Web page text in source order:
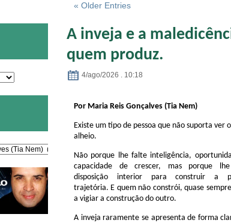
« Older Entries
A inveja e a
quem produz.
4/ago/2026 . 10:18
Por Maria Reis Gonçalves (Tia Nem)
Existe um tipo de pessoa que não suporta ver
alheio.
Não porque lhe falte inteligência,
capacidade de crescer, mas porque
disposição interior para construir a
trajetória. E quem não constrói, quase sempre
a vigiar a construção do outro.
A inveja raramente se apresenta de forma